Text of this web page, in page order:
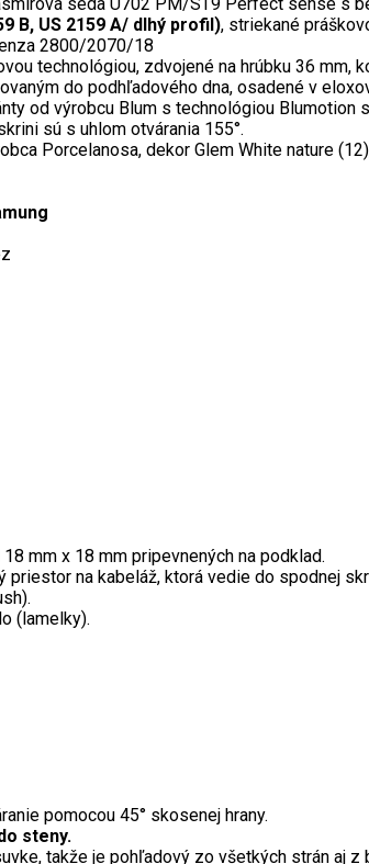
B, US 2159 A/ dlhý profil), striekané
2800/2070/18
technológiou, zdvojené na hrúbku 36 mm,
do podhľadového dna, osadené v
od výrobcu Blum s technológiou
sú s uhlom otvárania 155°.
Porcelanosa, dekor Glem White nature
mm x 18 mm pripevnených na podklad.
priestor na kabeláž, ktorá vedie do spodnej
(lamelky).
pomocou 45° skosenej hrany.
steny.
takže je pohľadový zo všetkých strán aj z